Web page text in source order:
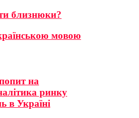
близнюки?
мовою
на
ринку
в Україні